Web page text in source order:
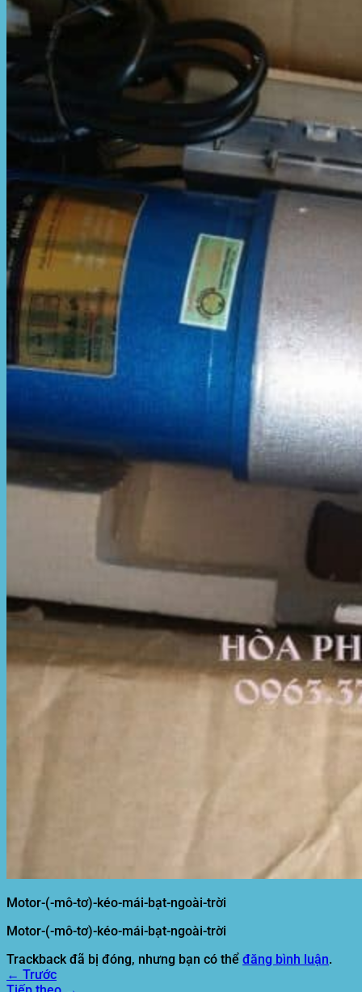
Hòa Phát Đạt
Giới thiệu Hòa Phát Đạt
Sản Phẩm Bạt Che Ngoài Trời
Bạt che nắng mưa
Bạt kéo ngoài trời
Bạt nhựa xanh cam
Bạt sọc 3 màu
Bạt nhựa giá rẻ
Bạt lót ao hồ
Bạt nhựa đen HDPE
Màng chống thấm HDPE
Sản Phẩm Dù Che Ngoài Trời
Dù che nắng
Dù che quán cafe
Dù che sự kiện
Dù lệch tâm
Sản Phẩm Mái Che Di Động
Mái hiên di động
Mái xếp di động
Nhà bạt di động
Motor kéo bạt che
Dự Án Hòa Phát Đạt
Thi Công Mái Xếp Hà Nội
Thi Công Mái Xếp TPHCM
Thi Công Mái Xếp Bình Dương
Thi Công Mái Xếp Biên Hòa
Thi công bạt lót lồ
Thi công mái tôn
Tuyển Dụng Hòa Phát Đạt
Liên hệ Hòa Phát Đạt
Tìm
Motor-(-mô-tơ)-kéo-mái-bạt-ngoài-trời
Motor-(-mô-tơ)-kéo-mái-bạt-ngoài-trời
Trackback đã bị đóng, nhưng bạn có thể đăng bình luận.
← Trước